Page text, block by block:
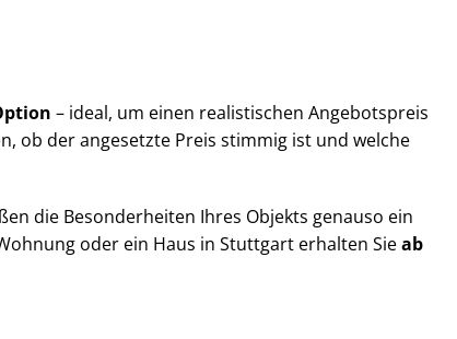
– ideal, um einen realistischen Angebotspreis
ob der angesetzte Preis stimmig ist und welche
die Besonderheiten Ihres Objekts genauso ein
oder ein Haus in Stuttgart erhalten Sieab